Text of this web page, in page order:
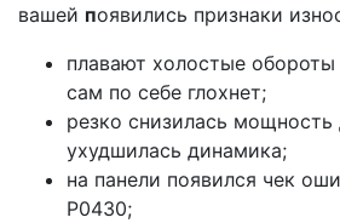
вашей появились признаки
плавают холостые обороты
сам по себе глохнет;
резко снизилась мощность
ухудшилась динамика;
на панели появился чек
Р0430;